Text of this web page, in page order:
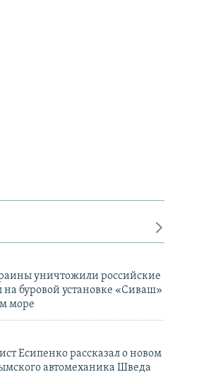
уничтожили российские
на буровой установке «Сиваш»
море
Есипенко рассказал о новом
автомеханика Шведа